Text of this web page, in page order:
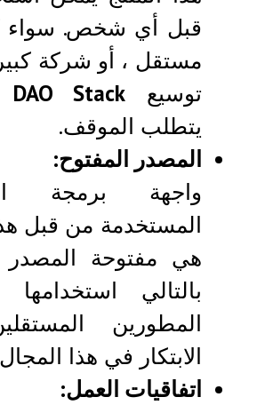
قبل أي شخص. سواء
مستقل ، أو شركة
توسيع DAO Stack
يتطلب الموقف.
المصدر المفتوح:
واجهة برمجة
المستخدمة من قبل
هي مفتوحة
بالتالي
المطورين
الابتكار في هذا
اتفاقيات العمل: